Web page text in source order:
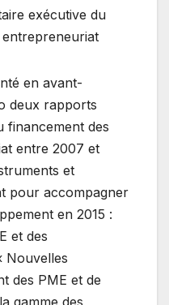
exécutive du
en avant-
deux rapports
financement des
entre 2007 et
et
pour accompagner
en 2015 :
et des
Nouvelles
des PME et de
gamme des